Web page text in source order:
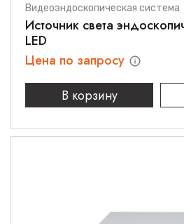
Видеоэндоскопическая система
Источник света
LED
Цена по запросу
В корзину